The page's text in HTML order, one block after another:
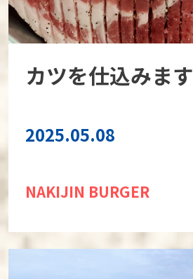
カツを仕込みます
2025.05.08
NAKIJIN BURGER